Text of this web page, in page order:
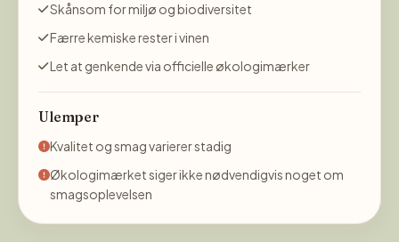
Skånsom for miljø og biodiversitet
Færre kemiske rester i vinen
Let at genkende via officielle økologimærker
Ulemper
Kvalitet og smag varierer stadig
Økologimærket siger ikke nødvendigvis noget om
smagsoplevelsen